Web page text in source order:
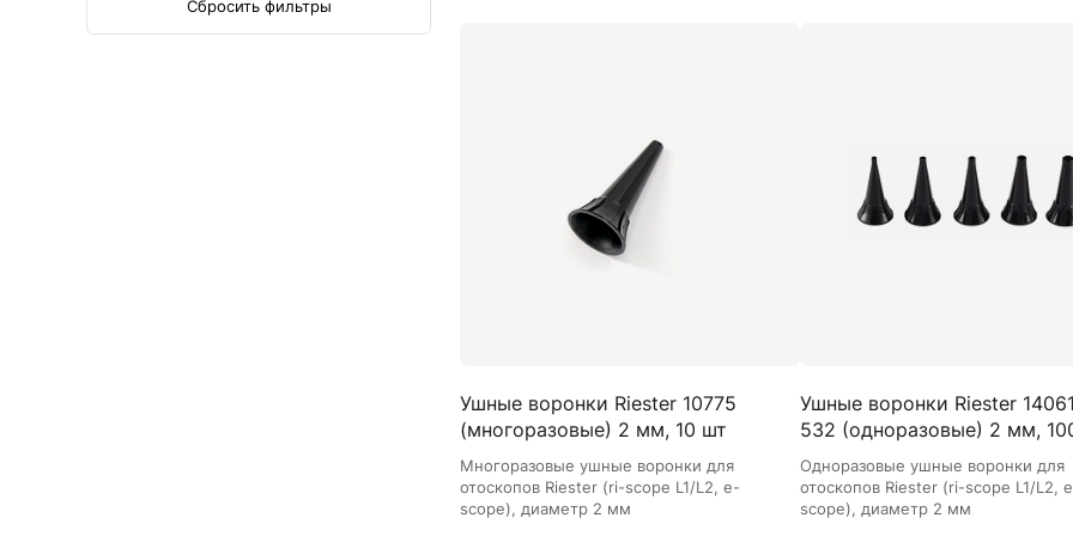
Сбросить фильтры
Ушные воронки Riester 10775
(многоразовые) 2 мм, 10 шт
Многоразовые ушные воронки для
отоскопов Riester (ri-scope L1/L2, e-
scope), диаметр 2 мм
Ушные воронки Riester
532 (одноразовые) 2 мм,
шт
Одноразовые ушные воронки для
отоскопов Riester (ri-scope L1/L2,
scope), диаметр 2 мм